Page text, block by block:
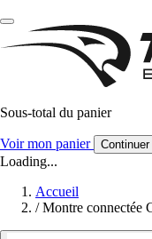
Sous-total du panier
Voir mon panier
Loading...
Accueil
/ Montre connectée